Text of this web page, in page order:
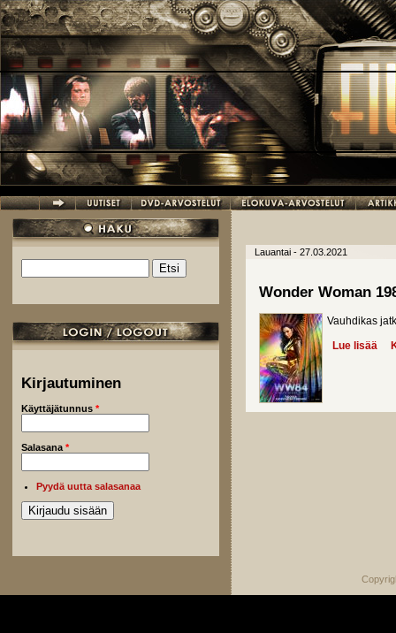
Hyppää pääsisältöön
Hakulomake
Kirjautuminen
Käyttäjätunnus *
Salasana *
Pyydä uutta salasanaa
Lauantai - 27.03.2021
Wonder Woman
Vauhdikas
Lue lisää